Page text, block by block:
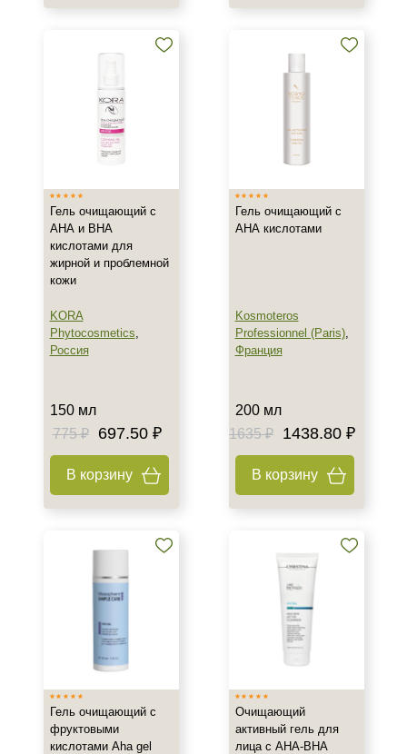
Мультикислотный
Класс косметики
Домашняя
Тип кожи
Жирная
Комбинированная
Показать еще
Возраст
Любой возраст (от 18 лет)
Восстановление
Матирование
Обезжиривание
Показать еще
Гель очищающий с
АНА и ВНА
кислотами для
жирной и проблемной
кожи
KORA
Phytocosmetics,
Россия
150 мл
775 ₽
697.50 ₽
В корзину
Гель очищающий с
АНА кислотами
Kosmoteros
Professionnel (Paris),
Франция
200 мл
1635 ₽
1438.80 ₽
В корзину
Гель очищающий с
фруктовыми
кислотами Aha gel
Очищающий
активный гель для
лица с AHA-BHA